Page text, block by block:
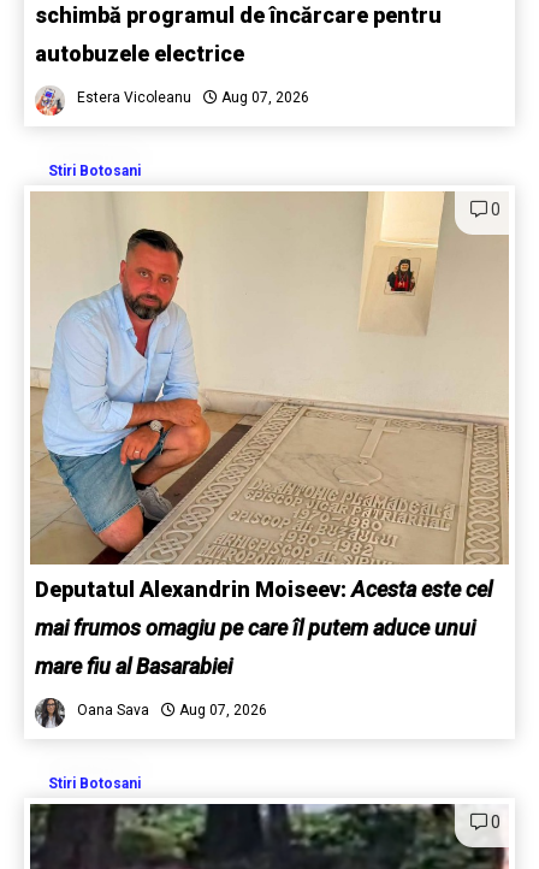
schimbă programul de încărcare pentru
autobuzele electrice
Estera Vicoleanu Aug 07, 2026
Stiri Botosani
0
Deputatul Alexandrin Moiseev:Acesta este cel
mai frumos omagiu pe care îl putem aduce unui
mare fiu al Basarabiei
Oana Sava Aug 07, 2026
Stiri Botosani
0